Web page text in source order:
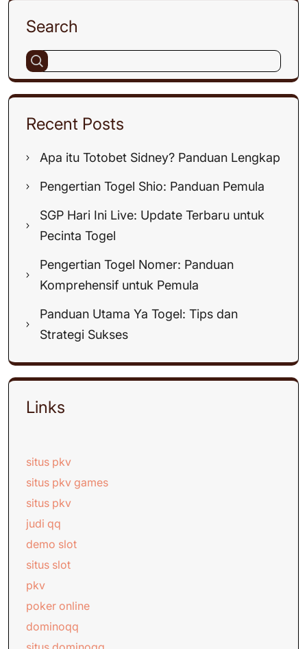
Search
Recent Posts
Apa itu Totobet Sidney? Panduan Lengkap
Pengertian Togel Shio: Panduan Pemula
SGP Hari Ini Live: Update Terbaru untuk
Pecinta Togel
Pengertian Togel Nomer: Panduan
Komprehensif untuk Pemula
Panduan Utama Ya Togel: Tips dan
Strategi Sukses
Links
situs pkv
situs pkv games
situs pkv
judi qq
demo slot
situs slot
pkv
poker online
dominoqq